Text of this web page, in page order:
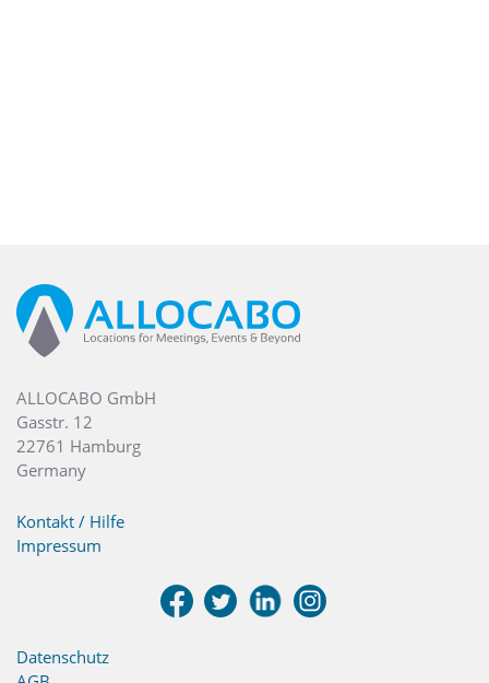
ALLOCABO GmbH
Gasstr. 12
22761 Hamburg
Germany
Kontakt / Hilfe
Impressum
Datenschutz